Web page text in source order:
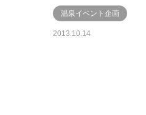
温泉イベント企画
2013.10.14